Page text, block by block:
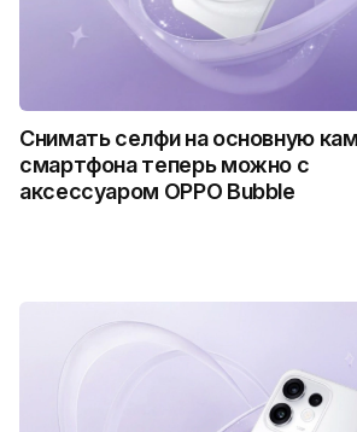
Снимать селфи на основную
смартфона теперь можно с
аксессуаром OPPO Bubble